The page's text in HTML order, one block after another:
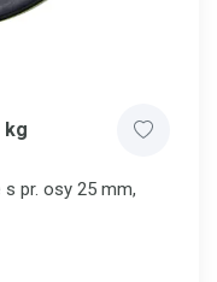
kg
pr. osy 25 mm,